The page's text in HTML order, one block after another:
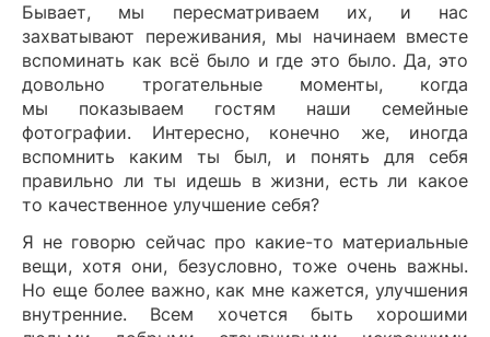
Бывает, мы пересматриваем их, и нас
захватывают переживания, мы начинаем вместе
вспоминать как всё было и где это было. Да, это
довольно трогательные моменты, когда
мы показываем гостям наши семейные
фотографии. Интересно, конечно же, иногда
вспомнить каким ты был, и понять для себя
правильно ли ты идешь в жизни, есть ли какое
то качественное улучшение себя?
Я не говорю сейчас про какие-то материальные
вещи, хотя они, безусловно, тоже очень важны.
Но еще более важно, как мне кажется, улучшения
внутренние. Всем хочется быть хорошими